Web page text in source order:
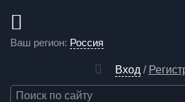
Ваш регион: Россия
Вход /